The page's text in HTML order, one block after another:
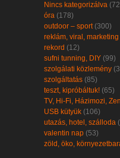
Nincs kategorizálva
óra (178)
outdoor – sport(300)
reklám, viral, marketing
rekord (12)
sufni tunning, DIY (99)
szolgálati közlemény
szolgáltatás (85)
teszt, kipróbáltuk! (65)
TV, Hi-Fi, Házimozi,
USB kütyük (106)
utazás, hotel, szálloda
valentin nap (53)
zöld, öko,